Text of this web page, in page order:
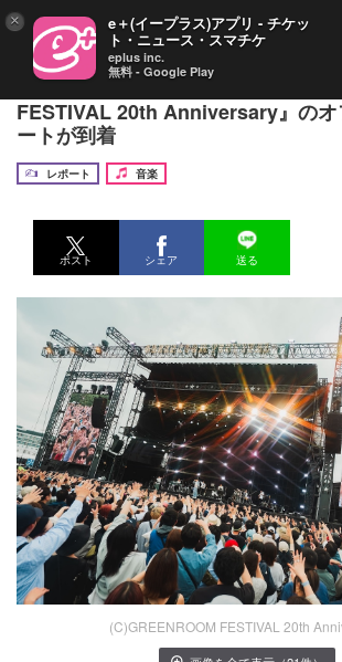
横浜赤レンガで初の3DAYS開催、『
FESTIVAL 20th Anniversary』の
ートが到着
レポート
音楽
ポスト シェア 送る
(C)GREENROOM FESTIVAL 20th
× e＋(イープラス)アプリ - チケッ
ト・ニュース・スマチケ
eplus inc.
無料 - Google Play